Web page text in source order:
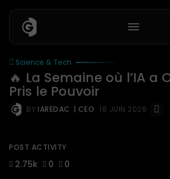
Science & Tech
🔥 La Semaine où l’IA a
Pris le Pouvoir
BY IAREDAC | CEO 18 JUIN 2026
POST ACTIVITY
2.75k 0 0